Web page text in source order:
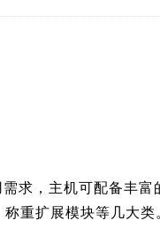
求，主机可配备丰
重扩展模块等几大